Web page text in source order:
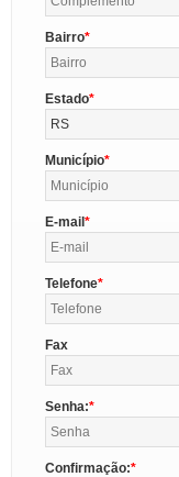
Bairro
Estado
RS
Município
E-mail
Telefone
Fax
Senha:
Confirmação: